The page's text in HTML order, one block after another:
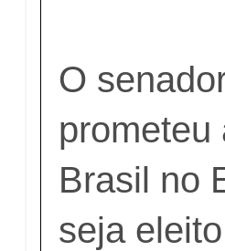
O
prometeu
Brasil no
seja